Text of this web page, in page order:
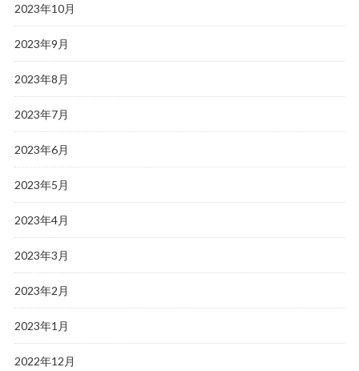
2023年10月
2023年9月
2023年8月
2023年7月
2023年6月
2023年5月
2023年4月
2023年3月
2023年2月
2023年1月
2022年12月